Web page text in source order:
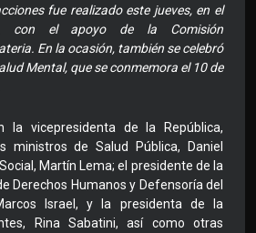
fue realizado este jueves, en el
con el apoyo de la Comisión
En la ocasión, también se celebró
Mental, que se conmemora el 10 de
la vicepresidenta de la República,
ministros de Salud Pública, Daniel
Martín Lema; el presidente de la
Derechos Humanos y Defensoría del
Israel, y la presidenta de la
Rina Sabatini, así como otras